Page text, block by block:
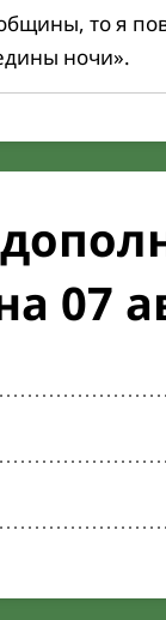
то я
ночи».
07